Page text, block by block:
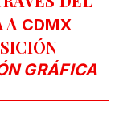
A CDMX
GRÁFICA